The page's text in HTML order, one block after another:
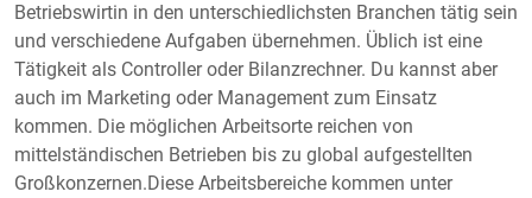
Betriebswirtin in den unterschiedlichsten Branchen tätig sein
und verschiedene Aufgaben übernehmen. Üblich ist eine
Tätigkeit als Controller oder Bilanzrechner. Du kannst aber
auch im Marketing oder Management zum Einsatz
kommen. Die möglichen Arbeitsorte reichen von
mittelständischen Betrieben bis zu global aufgestellten
Großkonzernen.Diese Arbeitsbereiche kommen unter